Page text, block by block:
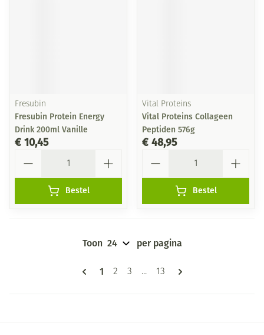
Fresubin
Fresubin Protein Energy
Drink 200ml Vanille
€ 10,45
Bestel
Vital Proteins
Vital Proteins Collageen
Peptiden 576g
€ 48,95
Bestel
Pagina's
U lees momenteel pagina
1 Pagina
2 Pagina
3 ... Pagina
13
Toon per pagina